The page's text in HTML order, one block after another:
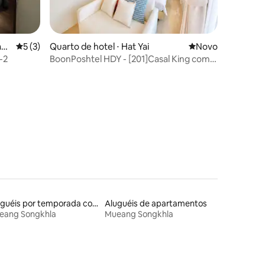
5 de uma avaliação média de 5, 3 avaliações
5 (3)
2
Quarto de hotel ⋅ Hat Yai Novo lugar para
Novo
BoonPoshtel HDY - [201]Casal King com
Aluguéis por temporada com café da manhã
Songkhla
Aluguéis de apartamentos
Mueang Songkhla